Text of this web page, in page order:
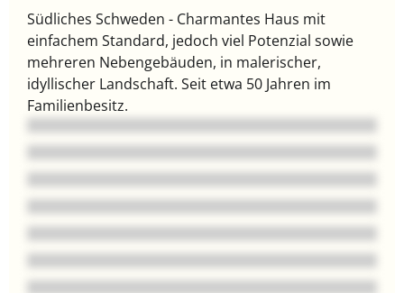
Südliches Schweden - Charmantes Haus mit
einfachem Standard, jedoch viel Potenzial sowie
mehreren Nebengebäuden, in malerischer,
idyllischer Landschaft. Seit etwa 50 Jahren im
Familienbesitz.